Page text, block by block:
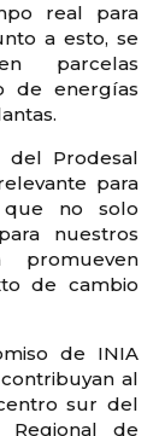
real para
a esto, se
parcelas
de energías
del Prodesal
para
que no solo
nuestros
promueven
de cambio
de INIA
al
sur del
Regional de